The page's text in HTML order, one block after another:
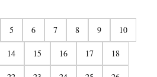
5 6 7 8 9 10
14 15 16 17 18